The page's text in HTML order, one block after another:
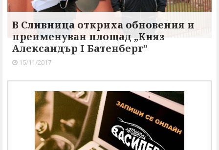
В Сливница откриха обновения и
преименуван площад „Княз
Александър I Батенберг”
15/11/2017